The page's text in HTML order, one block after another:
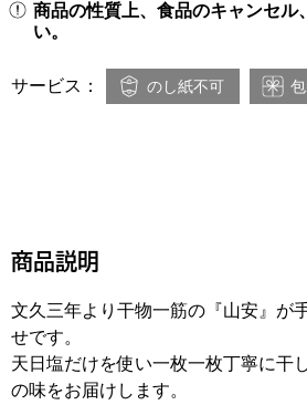
商品の性質上、食品のキャンセル
い。
サービス： のし紙不可
商品説明
文久三年より干物一筋の『山安』が
せです。
天日塩だけを使い一枚一枚丁寧に干
の味をお届けします。